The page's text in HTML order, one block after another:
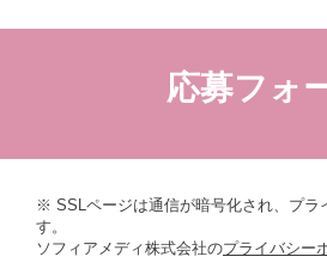
応募フォ
※ SSLページは通信が暗号化され、プラ
す。
ソフィアメディ株式会社のプライバシー